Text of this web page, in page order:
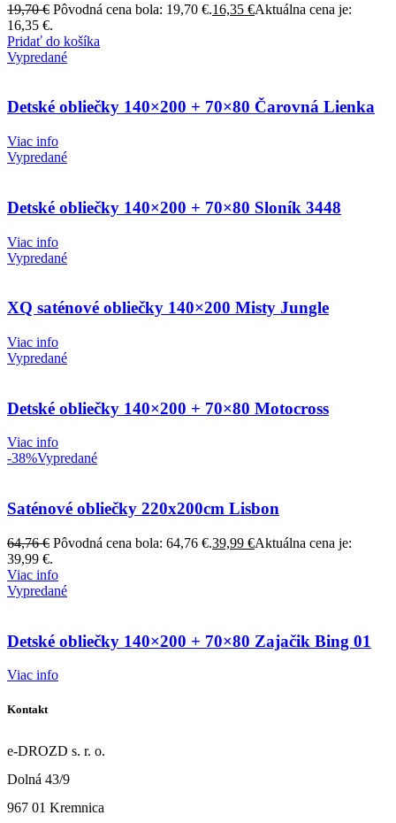
19,70€ Pôvodná cena bola: 19,70 €.16,35 €Aktuálna cena je:
16,35 €.
Pridať do košíka
Vypredané
Detské obliečky 140×200 + 70×80 Čarovná Lienka
Viac info
Vypredané
Detské obliečky 140×200 + 70×80 Sloník 3448
Viac info
Vypredané
XQ saténové obliečky 140×200 Misty Jungle
Viac info
Vypredané
Detské obliečky 140×200 + 70×80 Motocross
Viac info
-38%Vypredané
Saténové obliečky 220x200cm Lisbon
64,76€ Pôvodná cena bola: 64,76 €.39,99 €Aktuálna cena je:
39,99 €.
Viac info
Vypredané
Detské obliečky 140×200 + 70×80 Zajačik Bing 01
Viac info
Kontakt
e-DROZD s. r. o.
Dolná 43/9
967 01 Kremnica